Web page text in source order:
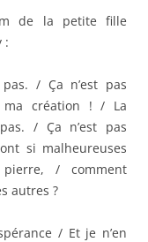
de la petite fille
:
/ Ça n’est pas
ma création ! / La
/ Ça n’est pas
si malheureuses
/ comment
autres ?
/ Et je n’en